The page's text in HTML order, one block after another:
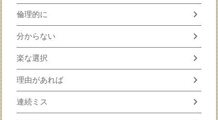
倫理的に chevron_right
分からない chevron_right
楽な選択 chevron_right
理由があれば chevron_right
連続ミス chevron_right